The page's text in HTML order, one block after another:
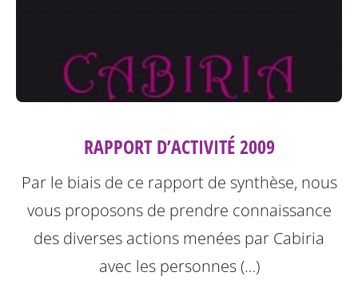
RAPPORT D’ACTIVITÉ 2009
Par le biais de ce rapport de synthèse, nous
vous proposons de prendre connaissance
des diverses actions menées par Cabiria
avec les personnes (…)